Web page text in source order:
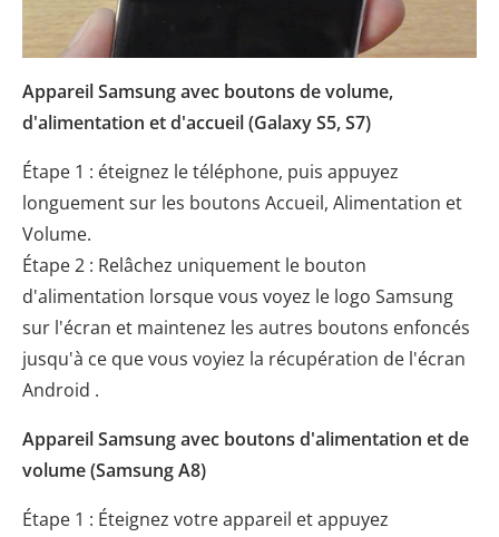
Appareil Samsung avec boutons de volume,
d'alimentation et d'accueil (Galaxy S5, S7)
Étape 1 : éteignez le téléphone, puis appuyez
longuement sur les boutons Accueil, Alimentation et
Volume.
Étape 2 : Relâchez uniquement le bouton
d'alimentation lorsque vous voyez le logo Samsung
sur l'écran et maintenez les autres boutons enfoncés
jusqu'à ce que vous voyiez la récupération de l'écran
Android .
Appareil Samsung avec boutons d'alimentation et de
volume (Samsung A8)
Étape 1 : Éteignez votre appareil et appuyez